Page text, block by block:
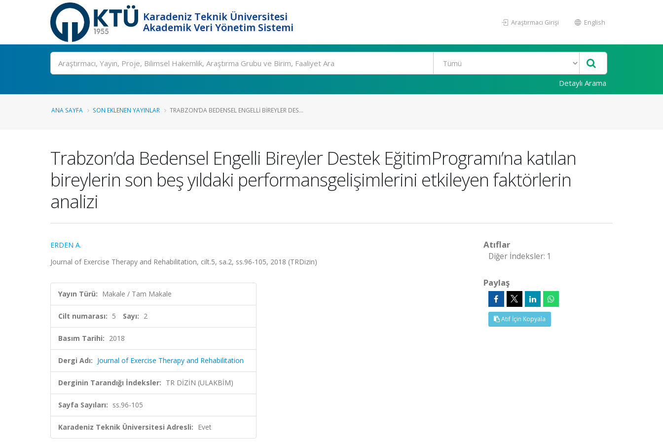
Karadeniz Teknik Üniversitesi
Akademik Veri Yönetim Sistemi
Araştırmacı Girişi English
Ara
Detaylı Arama
ANA SAYFA SON EKLENEN YAYINLAR TRABZON’DA BEDENSEL ENGELLI BIREYLER DES...
Trabzon’da Bedensel Engelli Bireyler Destek EğitimProgramı’na katılan
bireylerin son beş yıldaki performansgelişimlerini etkileyen faktörlerin
analizi
ERDEN A.
Journal of Exercise Therapy and Rehabilitation, cilt.5, sa.2, ss.96-105, 2018 (TRDizin)
Yayın Türü: Makale / Tam Makale
Cilt numarası: 5 Sayı: 2
Basım Tarihi: 2018
Dergi Adı: Journal of Exercise Therapy and Rehabilitation
Derginin Tarandığı İndeksler: TR DİZİN (ULAKBİM)
Sayfa Sayıları: ss.96-105
Karadeniz Teknik Üniversitesi Adresli: Evet
Atıflar
Diğer İndeksler: 1
Paylaş
Atıf İçin Kopyala